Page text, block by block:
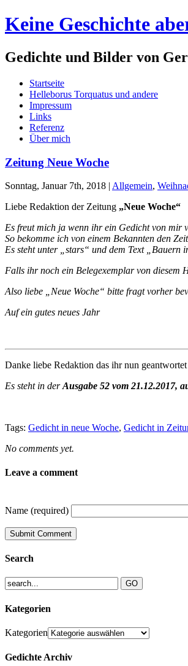
Keine Geschichte
Gedichte und Bilder von
Startseite
Helleborus Torquatus und andere
Impressum
Links
Referenz
Über mich
Zeitung Neue Woche
Sonntag, Januar 7th, 2018 | Allgemein,
Liebe Redaktion der Zeitung „Neue Woche“
Es freut mich ja wenn ihr ein Gedicht von mir
So bekomme ich von einem Bekannten den
Es steht unter „stars“ und dem Text „Bauern
Falls ihr noch ein Belegexemplar von diesem
Also liebe „Neue Woche“ bitte fragt vorher
Auf ein gutes neues Jahr
Danke liebe Redaktion das ihr nun
Es steht in derAusgabe 52 vom 21.12.2017,
Tags: Gedicht in neue Woche, Gedicht in
No comments yet.
Leave a comment
Name (required)
Search
Kategorien
Kategorien
Gedichte Archiv